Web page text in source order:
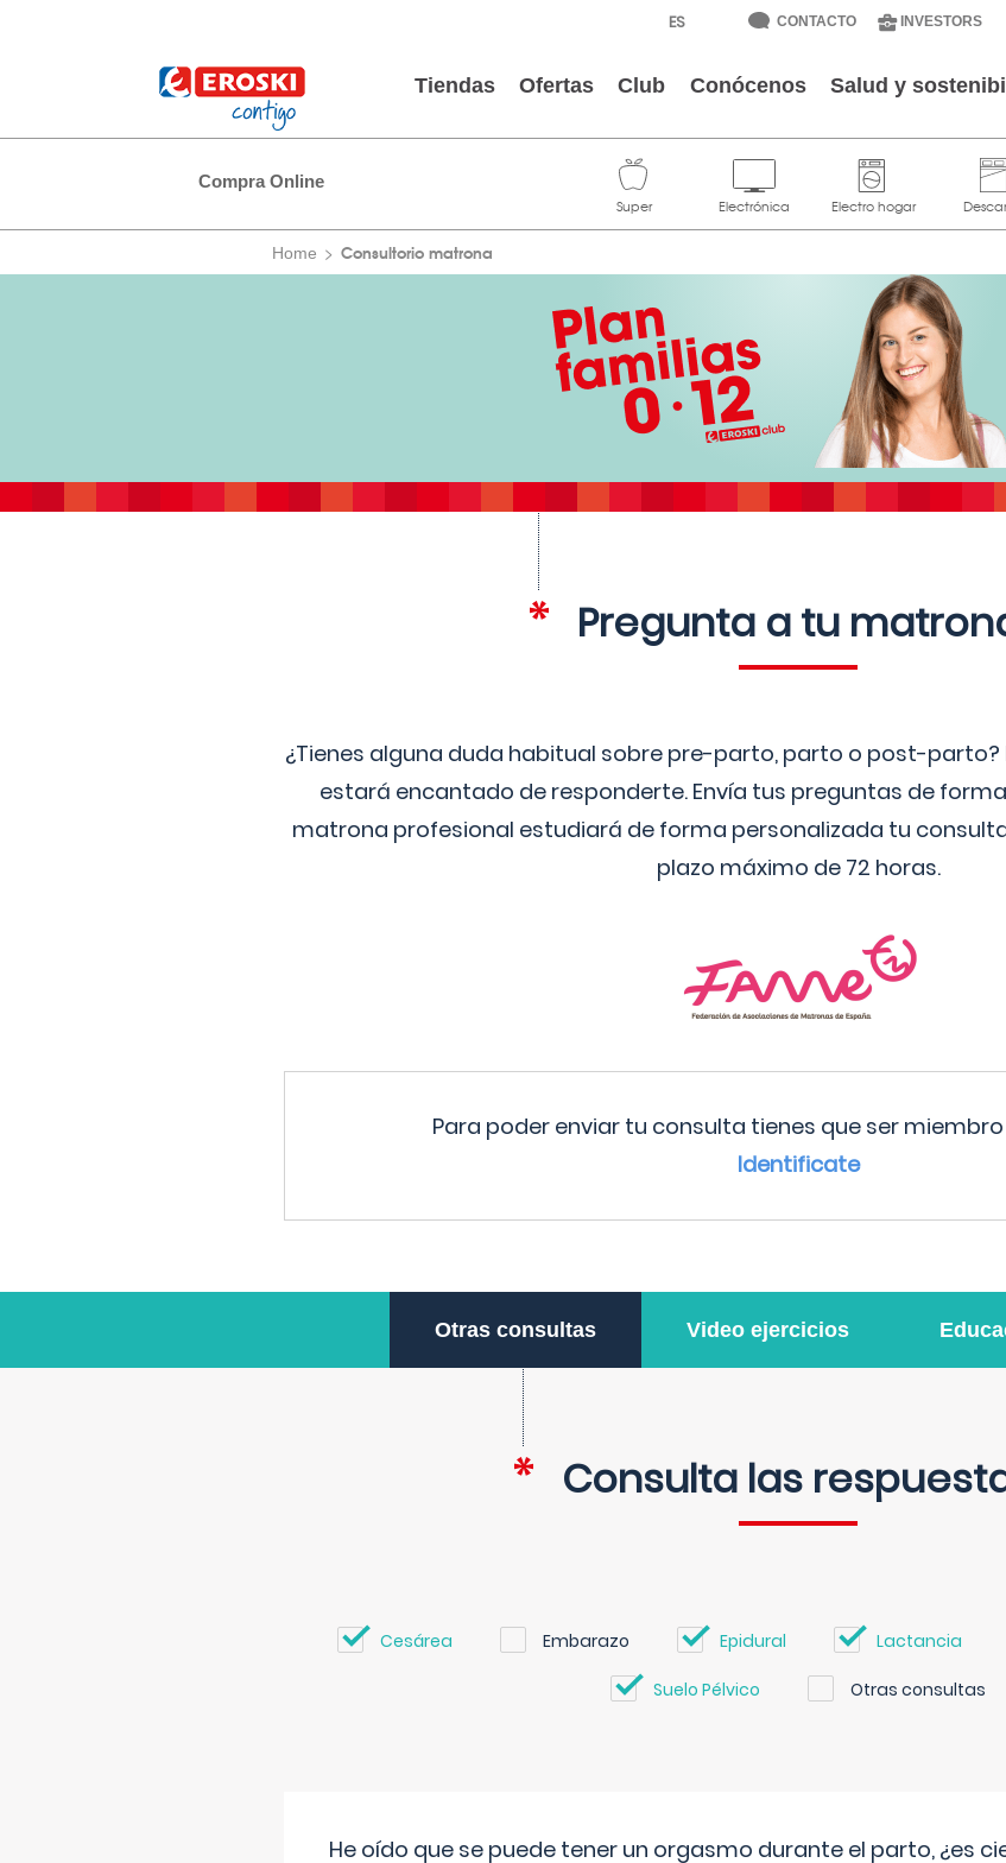
CONTACTO INVESTORS
Tiendas Ofertas Club Conócenos Salud y
Compra Online
Home Consultorio matrona
Pregunta a tu
¿Tienes alguna duda habitual sobre pre-parto, parto o post-
estará encantado de responderte. Envía tus preguntas de
matrona profesional estudiará de forma personalizada tu
plazo máximo de 72 horas.
Para poder enviar tu consulta tienes que ser miembro
Identificate
Otras consultas Video ejercicios
Consulta las
Cesárea Embarazo Epidural Lactancia
Suelo Pélvico Otras consultas
He oído que se puede tener un orgasmo durante el parto, ¿es